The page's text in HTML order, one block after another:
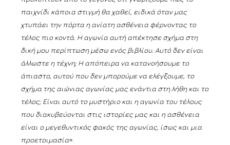
παιχνίδι κάποια στιγμή θα χαθεί, ειδικά όταν μας
χτυπάει την πόρτα η ανίατη ασθένεια φέρνοντας το
τέλος πιο κοντά. Η αγωνία αυτή απέκτησε σχήμα στη
δική μου περίπτωση μέσω ενός βιβλίου. Αυτό δεν είναι
άλλωστε η τέχνη; Η απόπειρα να κατανοήσουμε το
άπιαστο, αυτού που δεν μπορούμε να ελέγξουμε, το
σχήμα της αιώνιας αγωνίας μας ενάντια στη λήθη και το
τέλος; Είναι αυτό το μυστήριο και η αγωνία του τέλους
που διακυβεύονται στις ιστορίες μας και η ασθένεια
είναι ο μεγεθυντικός φακός της αγωνίας, ίσως και μια
προετοιμασία».